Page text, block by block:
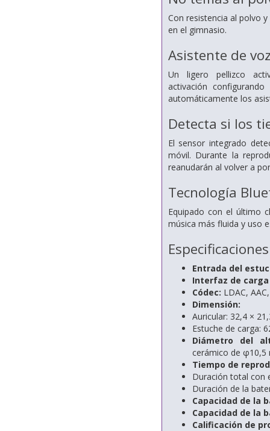
Con resistencia al polvo
en el gimnasio.
Asistente de
Un ligero pellizco
activación
automáticamente los
Detecta si los
El sensor integrado
móvil. Durante la
reanudarán al volver a
Tecnología
Equipado con el último
música más fluida y uso
Especificaciones
Entrada del
Interfaz de
Códec: LDAC,
Dimensión:
Auricular: 32,4 ×
Estuche de carga:
Diámetro del
cerámico de φ10,5
Tiempo de
Duración total con
Duración de la
Capacidad de la
Capacidad de la
Calificación de